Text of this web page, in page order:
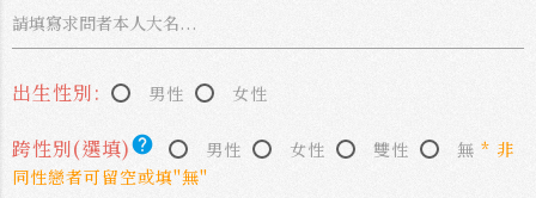
出生性別: 男性 女性
跨性別(選填)help 男性 女性 雙性 無 * 非
同性戀者可留空或填"無"